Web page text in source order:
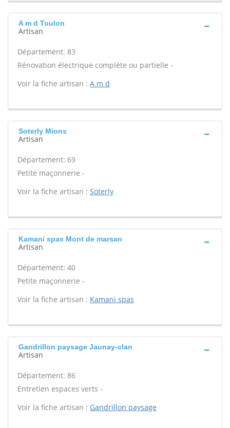
A m d Toulon
Artisan
Département: 83
Rénovation électrique complète ou partielle -
Voir la fiche artisan : A m d
Soterly Mions
Artisan
Département: 69
Petite maçonnerie -
Voir la fiche artisan : Soterly
Kamani spas Mont de marsan
Artisan
Département: 40
Petite maçonnerie -
Voir la fiche artisan : Kamani spas
Gandrillon paysage Jaunay-clan
Artisan
Département: 86
Entretien espaces verts -
Voir la fiche artisan : Gandrillon paysage